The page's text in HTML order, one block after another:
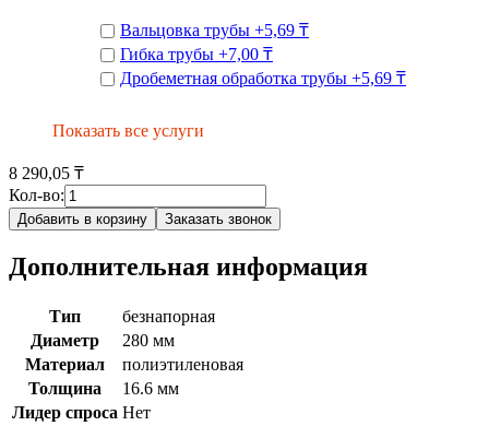
Вальцовка трубы +5,69 ₸
Гибка трубы +7,00 ₸
Дробеметная обработка трубы +5,69 ₸
Показать все услуги
8 290,05 ₸
Кол-во:
Добавить в корзину Заказать звонок
Дополнительная информация
Тип
безнапорная
Диаметр
280 мм
Материал
полиэтиленовая
Толщина
16.6 мм
Лидер спроса Нет